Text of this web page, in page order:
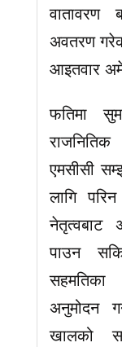
वातावरण
अवतरण
आइतवार
फतिमा
एमसीसी
लागि
नेतृत्वबाट
पाउन
अनुमोदन
खालको